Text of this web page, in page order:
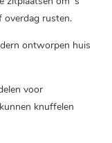
rusten.
ontworpen huis
voor
knuffelen